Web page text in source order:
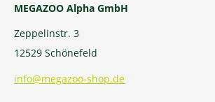
MEGAZOO Alpha GmbH
Zeppelinstr. 3
12529 Schönefeld
info@megazoo-shop.de